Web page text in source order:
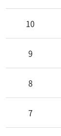
10
9
8
7